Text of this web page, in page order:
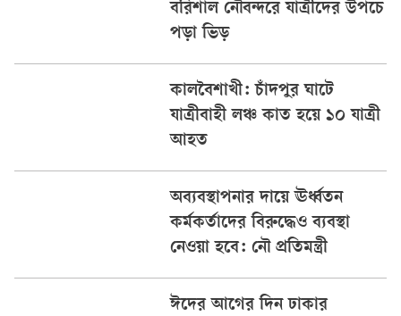
বরিশাল নৌবন্দরে যাত্রীদের উপচে
পড়া ভিড়
কালবৈশাখী: চাঁদপুর ঘাটে
যাত্রীবাহী লঞ্চ কাত হয়ে ১০ যাত্রী
আহত
অব্যবস্থাপনার দায়ে ঊর্ধ্বতন
কর্মকর্তাদের বিরুদ্ধেও ব্যবস্থা
নেওয়া হবে: নৌ প্রতিমন্ত্রী
ঈদের আগের দিন ঢাকার